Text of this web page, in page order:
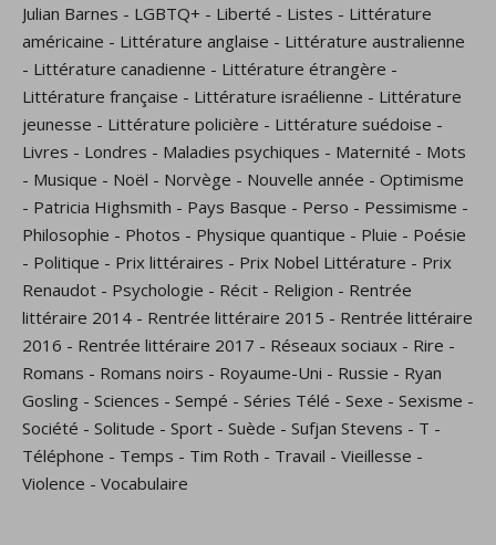
Julian Barnes - LGBTQ+ - Liberté - Listes - Littérature
américaine - Littérature anglaise - Littérature australienne
- Littérature canadienne - Littérature étrangère -
Littérature française - Littérature israélienne - Littérature
jeunesse - Littérature policière - Littérature suédoise -
Livres - Londres - Maladies psychiques - Maternité - Mots
- Musique - Noël - Norvège - Nouvelle année - Optimisme
- Patricia Highsmith - Pays Basque - Perso - Pessimisme -
Philosophie - Photos - Physique quantique - Pluie - Poésie
- Politique - Prix littéraires - Prix Nobel Littérature - Prix
Renaudot - Psychologie - Récit - Religion - Rentrée
littéraire 2014 - Rentrée littéraire 2015 - Rentrée littéraire
2016 - Rentrée littéraire 2017 - Réseaux sociaux - Rire -
Romans - Romans noirs - Royaume-Uni - Russie - Ryan
Gosling - Sciences - Sempé - Séries Télé - Sexe - Sexisme -
Société - Solitude - Sport - Suède - Sufjan Stevens - T -
Téléphone - Temps - Tim Roth - Travail - Vieillesse -
Violence - Vocabulaire